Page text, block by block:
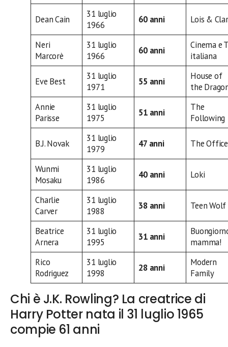
Dean Cain
31 luglio
1966
60 anni Lois &
Neri
Marcorè
31 luglio
1966
60 anni
Cinema e
italiana
Eve Best
31 luglio
1971
55 anni
House of
the
Annie
Parisse
31 luglio
1975
51 anni
The
Following
B.J. Novak
31 luglio
1979
47 anni The Office
Wunmi
Mosaku
31 luglio
1986
40 anni Loki
Charlie
Carver
31 luglio
1988
38 anni Teen Wolf
Beatrice
Arnera
31 luglio
1995
31 anni
mamma!
Rico
Rodriguez
31 luglio
1998
28 anni
Modern
Family
Chi è J.K. Rowling? La creatrice di
Harry Potter nata il 31 luglio 1965
compie 61 anni